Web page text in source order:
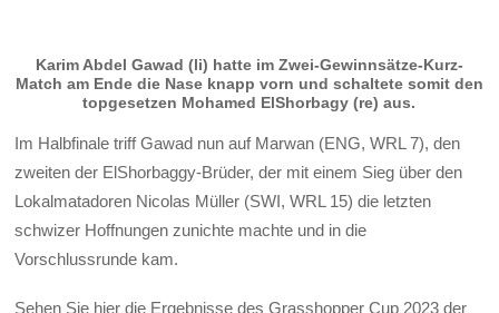
Karim Abdel Gawad (li) hatte im Zwei-Gewinnsätze-Kurz-
Match am Ende die Nase knapp vorn und schaltete somit den
topgesetzen Mohamed ElShorbagy (re) aus.
Im Halbfinale triff Gawad nun auf Marwan (ENG, WRL 7), den
zweiten der ElShorbaggy-Brüder, der mit einem Sieg über den
Lokalmatadoren Nicolas Müller (SWI, WRL 15) die letzten
schwizer Hoffnungen zunichte machte und in die
Vorschlussrunde kam.
Sehen Sie hier die Ergebnisse des Grasshopper Cup 2023 der